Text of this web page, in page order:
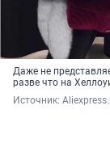
Даже не
разве что на
Источник: